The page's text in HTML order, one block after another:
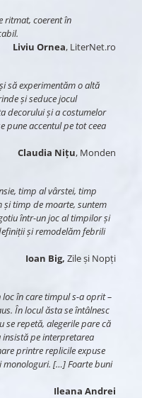
ritmat, coerent în
Liviu Ornea, LiterNet.ro
să experimentăm o altă
și seduce jocul
decorului și a costumelor
pune accentul pe tot ceea
Claudia Nițu, Monden
timp al vârstei, timp
timp de moarte, suntem
într-un joc al timpilor şi
şi remodelăm febrili
Ioan Big, Zile și Nopți
în care timpul s-a oprit –
În locul ăsta se întâlnesc
se repetă, alegerile pare că
pe interpretarea
printre replicile expuse
monologuri. […] Foarte buni
Ileana Andrei